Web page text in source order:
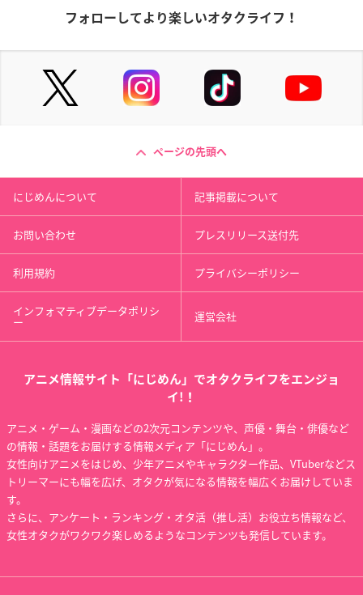
フォローしてより楽しいオタクライフ！
ページの先頭へ
にじめんについて 記事掲載について
お問い合わせ プレスリリース送付先
利用規約 プライバシーポリシー
インフォマティブデータポリシ
ー 運営会社
アニメ情報サイト「にじめん」でオタクライフをエンジョ
イ!！
アニメ・ゲーム・漫画などの2次元コンテンツや、声優・舞台・俳優など
の情報・話題をお届けする情報メディア「にじめん」。
女性向けアニメをはじめ、少年アニメやキャラクター作品、VTuberなどス
トリーマーにも幅を広げ、オタクが気になる情報を幅広くお届けしていま
す。
さらに、アンケート・ランキング・オタ活（推し活）お役立ち情報など、
女性オタクがワクワク楽しめるようなコンテンツも発信しています。